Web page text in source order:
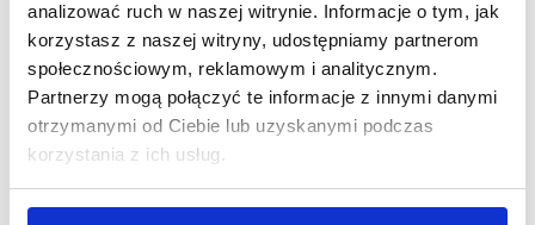
analizować ruch w naszej witrynie. Informacje o tym, jak
korzystasz z naszej witryny, udostępniamy partnerom
społecznościowym, reklamowym i analitycznym.
Partnerzy mogą połączyć te informacje z innymi danymi
otrzymanymi od Ciebie lub uzyskanymi podczas
korzystania z ich usług.
Skóra wokół oczu ? to tu najszybciej widać objawy
upływającego czasu. Jak temu zaradzić? Jaki krem pod
oczy będzie najlepszy na lato?
Produkty zawierające składnik: